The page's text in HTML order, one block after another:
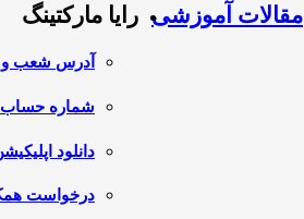
مقالات آموزشی رایا مارکتینگ
آدرس شعب و
شماره حساب
دانلود
درخواست